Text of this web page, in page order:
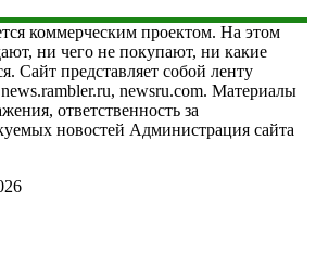
коммерческим проектом. На этом
ни чего не покупают, ни какие
Сайт представляет собой ленту
newsru.com. Материалы
ответственность за
новостей Администрация сайта